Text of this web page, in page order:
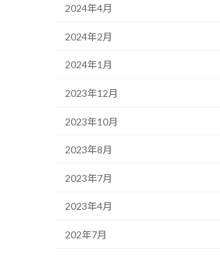
2024年4月
2024年2月
2024年1月
2023年12月
2023年10月
2023年8月
2023年7月
2023年4月
202年7月